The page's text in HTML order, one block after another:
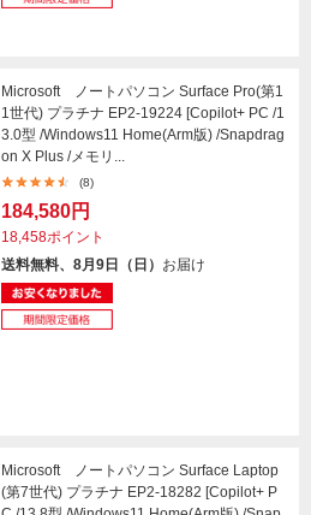
Microsoft ノートパソコン Surface Pro(第1
1世代) プラチナ EP2-19224 [Copilot+ PC /1
3.0型 /Windows11 Home(Arm版) /Snapdrag
on X Plus /メモリ...
(8)
184,580円
18,458ポイント
送料無料、8月9日（日） お届け
Microsoft ノートパソコン Surface Laptop
(第7世代) プラチナ EP2-18282 [Copilot+ P